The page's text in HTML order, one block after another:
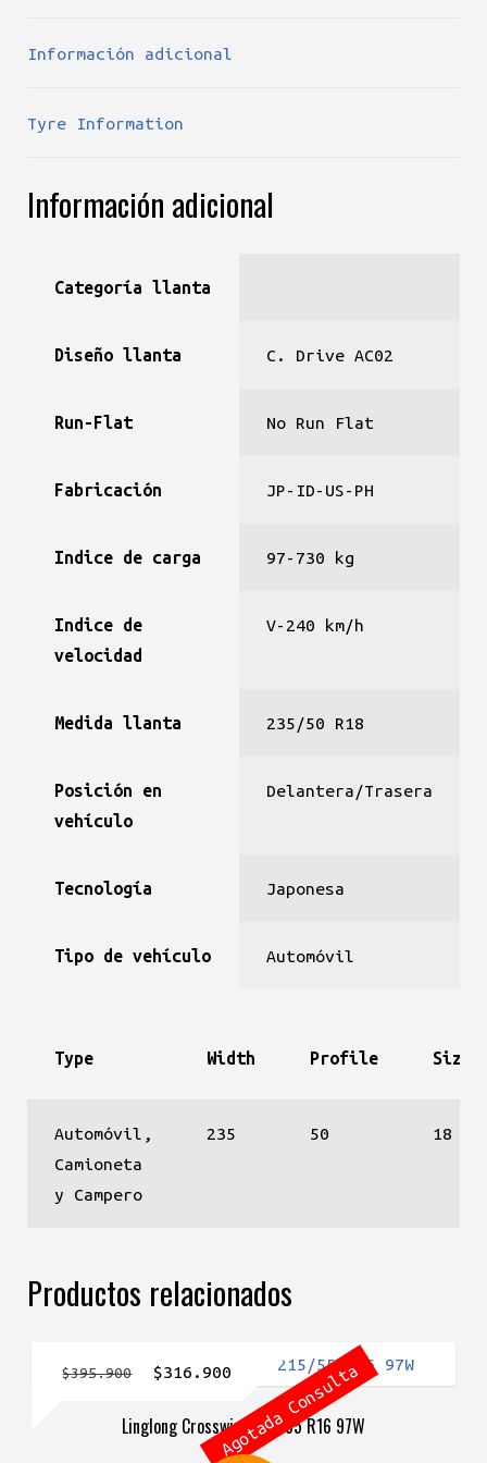
Información adicional
Tyre Information
Información adicional
Categoría llanta
Diseño llanta C. Drive AC02
Run-Flat No Run Flat
Fabricación JP-ID-US-PH
Indice de carga 97-730 kg
Indice de
velocidad
V-240 km/h
Medida llanta 235/50 R18
Posición en
vehículo
Delantera/Trasera
Tecnología Japonesa
Tipo de vehículo Automóvil
Type Width Profile Size
Automóvil,
Camioneta
y Campero
235 50 18
Productos relacionados
Linglong Crosswind 215/55 R16 97W
$395.900
El
original
$316.900
precio
actual
Agotada Consulta